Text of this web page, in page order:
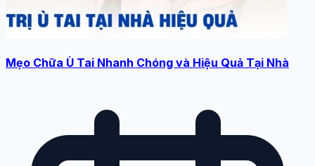
Mẹo Chữa Ù Tai Nhanh Chóng và Hiệu Quả Tại Nhà